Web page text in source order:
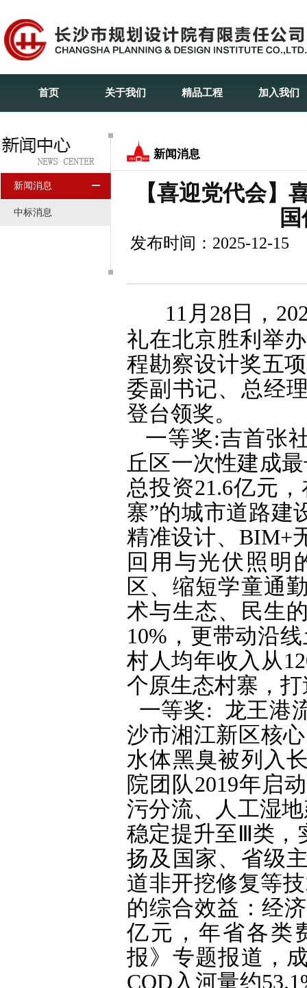
首页 关于我们 精品工程 加入我们
新闻消息
中标消息
新闻消息
【喜迎党代会】
发布时间：2025-12-
11月28日，
礼在北京胜利举
程勘察设计奖五
委副书记、总经
登台领奖。
一等奖:吉首张
丘区一次性建成
总投资21.6亿元
寨”的城市道路建
精准设计、BIM+
回用与光伏照明
区、缩短学童通
术与生态、民生
10%，更带动沿
村人均年收入从
个原生态村寨，
一等奖: 龙王港
沙市湘江新区核
水体黑臭被列入
院团队2019年启
污分流、人工湿
稳定提升至Ⅲ类，
扬及国家、省级
道非开挖修复等
的综合效益：经
亿元，年省各类
报》专题报道，
COD入河量约